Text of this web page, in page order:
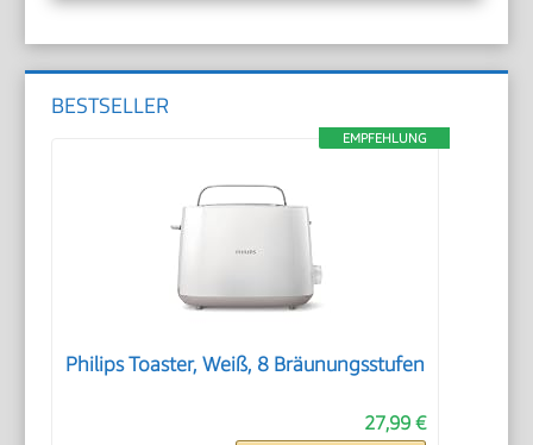
BESTSELLER
EMPFEHLUNG
Philips Toaster, Weiß, 8 Bräunungsstufen
27,99 €